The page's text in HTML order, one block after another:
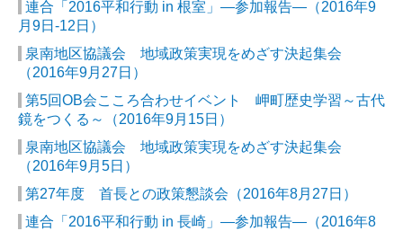
連合「2016平和行動 in 根室」―参加報告―（2016年9
月9日-12日）
泉南地区協議会 地域政策実現をめざす決起集会
（2016年9月27日）
第5回OB会こころ合わせイベント 岬町歴史学習～古代
鏡をつくる～（2016年9月15日）
泉南地区協議会 地域政策実現をめざす決起集会
（2016年9月5日）
第27年度 首長との政策懇談会（2016年8月27日）
連合「2016平和行動 in 長崎」―参加報告―（2016年8